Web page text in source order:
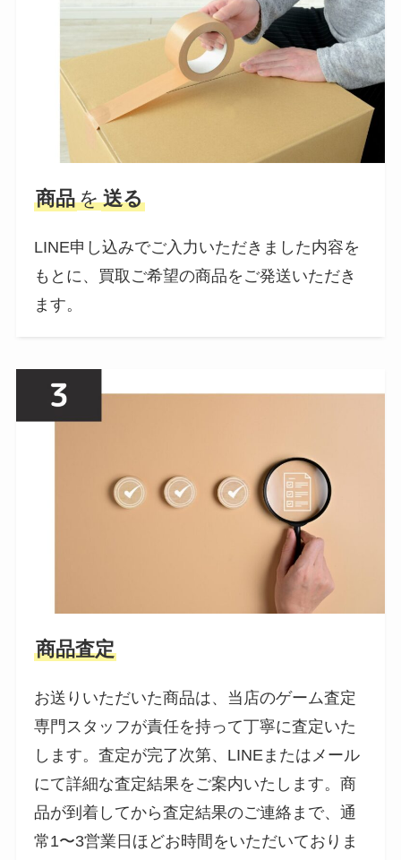
商品を送る
LINE申し込みでご入力いただきました内容を
もとに、買取ご希望の商品をご発送いただき
ます。
商品査定
お送りいただいた商品は、当店のゲーム査定
専門スタッフが責任を持って丁寧に査定いた
します。査定が完了次第、LINEまたはメール
にて詳細な査定結果をご案内いたします。商
品が到着してから査定結果のご連絡まで、通
常1〜3営業日ほどお時間をいただいておりま